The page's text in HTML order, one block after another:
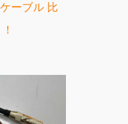
ーブル 比